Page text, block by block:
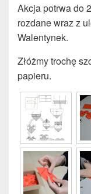
Akcja potrwa do
rozdane wraz z
Walentynek.
Złóżmy trochę
papieru.